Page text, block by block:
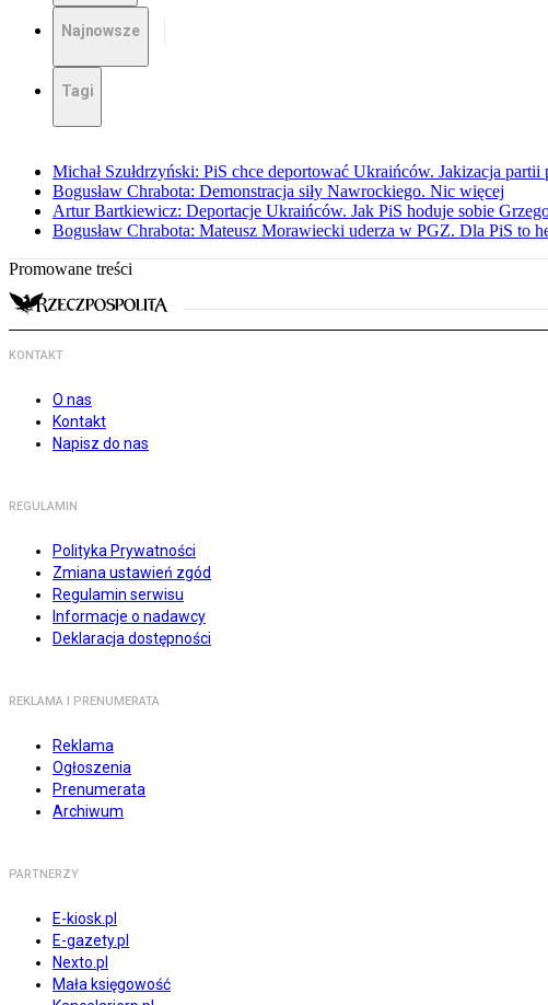
Najnowsze
Tagi
Michał Szułdrzyński: PiS chce deportować Ukraińców. Jakizacja partii
Bogusław Chrabota: Demonstracja siły Nawrockiego. Nic więcej
Artur Bartkiewicz: Deportacje Ukraińców. Jak PiS hoduje sobie
Bogusław Chrabota: Mateusz Morawiecki uderza w PGZ. Dla PiS to
Promowane treści
KONTAKT
O nas
Kontakt
Napisz do nas
REGULAMIN
Polityka Prywatności
Zmiana ustawień zgód
Regulamin serwisu
Informacje o nadawcy
Deklaracja dostępności
REKLAMA I PRENUMERATA
Reklama
Ogłoszenia
Prenumerata
Archiwum
PARTNERZY
E-kiosk.pl
E-gazety.pl
Nexto.pl
Mała księgowość